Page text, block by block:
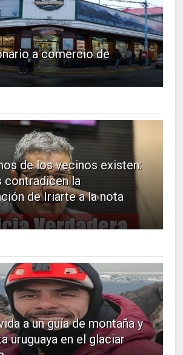
a comercio de
de los vecinos existen:
contradicen la
de Iriarte a la nota
a un guía de montaña y
uruguaya en el glaciar